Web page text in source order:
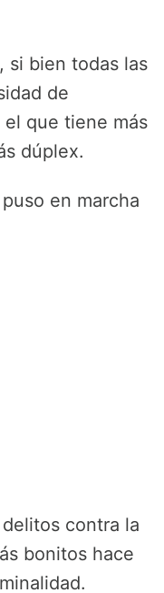
si bien todas las
de
que tiene más
dúplex.
en marcha
contra la
bonitos hace